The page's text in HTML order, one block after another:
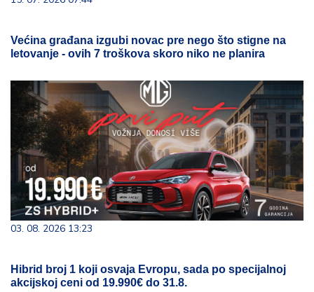
Većina građana izgubi novac pre nego što stigne na
letovanje - ovih 7 troškova skoro niko ne planira
03. 08. 2026 13:23
Hibrid broj 1 koji osvaja Evropu, sada po specijalnoj
akcijskoj ceni od 19.990€ do 31.8.